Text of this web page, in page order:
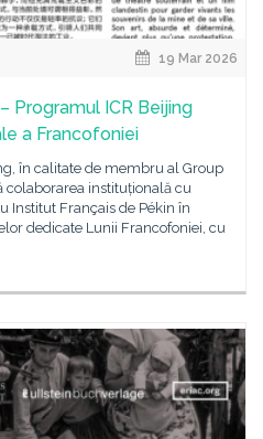
19 Mar 2026
Programul ICR Beijing
a Francofoniei
în calitate de membru al Group
instituțională cu
Institut Français de Pékin în
dedicate Lunii Francofoniei, cu